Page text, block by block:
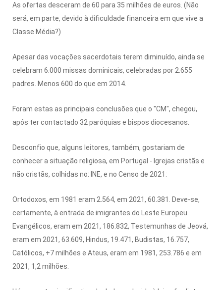
As ofertas desceram de 60 para 35 milhões de euros. (Não
será, em parte, devido à dificuldade financeira em que vive a
Classe Média?)
Apesar das vocações sacerdotais terem diminuído, ainda se
celebram 6.000 missas dominicais, celebradas por 2.655
padres. Menos 600 do que em 2014.
Foram estas as principais conclusões que o "CM", chegou,
após ter contactado 32 paróquias e bispos diocesanos.
Desconfio que, alguns leitores, também, gostariam de
conhecer a situação religiosa, em Portugal - Igrejas cristãs e
não cristãs, colhidas no: INE, e no Censo de 2021:
Ortodoxos, em 1981 eram 2.564, em 2021, 60.381. Deve-se,
certamente, à entrada de imigrantes do Leste Europeu.
Evangélicos, eram em 2021, 186.832, Testemunhas de Jeová,
eram em 2021, 63.609, Hindus, 19.471, Budistas, 16.757,
Católicos, +7 milhões e Ateus, eram em 1981, 253.786 e em
2021, 1,2 milhões.